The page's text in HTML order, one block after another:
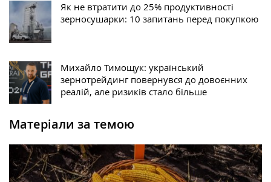
Як не втратити до 25% продуктивності
зерносушарки: 10 запитань перед покупкою
Михайло Тимощук: український
зернотрейдинг повернувся до довоєнних
реалій, але ризиків стало більше
Матеріали за темою